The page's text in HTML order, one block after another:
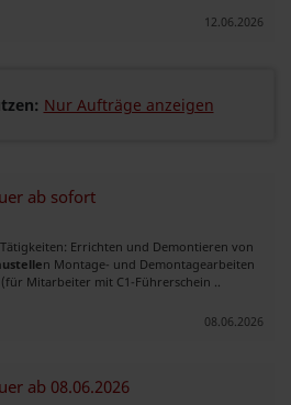
12.06.2026
Nur Aufträge anzeigen
ab sofort
Errichten und Demontieren von
n Montage- und Demontagearbeiten
Mitarbeiter mit C1-Führerschein ..
08.06.2026
ab 08.06.2026